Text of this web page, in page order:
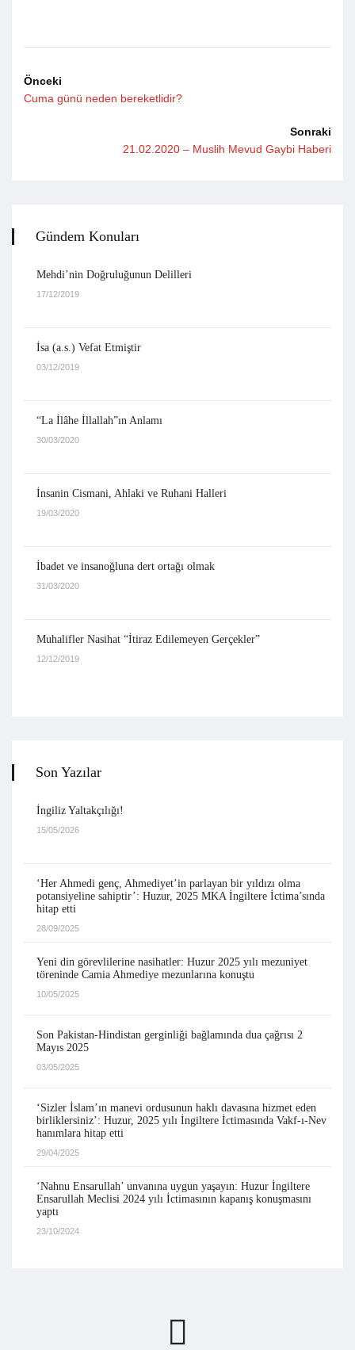
Önceki
Cuma günü neden bereketlidir?
Sonraki
21.02.2020 – Muslih Mevud Gaybi Haberi
Gündem Konuları
Mehdi’nin Doğruluğunun Delilleri
17/12/2019
İsa (a.s.) Vefat Etmiştir
03/12/2019
“La İlâhe İllallah”ın Anlamı
30/03/2020
İnsanin Cismani, Ahlaki ve Ruhani Halleri
19/03/2020
İbadet ve insanoğluna dert ortağı olmak
31/03/2020
Muhalifler Nasihat “İtiraz Edilemeyen Gerçekler”
12/12/2019
Son Yazılar
İngiliz Yaltakçılığı!
15/05/2026
‘Her Ahmedi genç, Ahmediyet’in parlayan bir yıldızı olma
potansiyeline sahiptir’: Huzur, 2025 MKA İngiltere İctima’sında
hitap etti
28/09/2025
Yeni din görevlilerine nasihatler: Huzur 2025 yılı mezuniyet
töreninde Camia Ahmediye mezunlarına konuştu
10/05/2025
Son Pakistan-Hindistan gerginliği bağlamında dua çağrısı 2
Mayıs 2025
03/05/2025
‘Sizler İslam’ın manevi ordusunun haklı davasına hizmet eden
birliklersiniz’: Huzur, 2025 yılı İngiltere İctimasında Vakf-ı-Nev
hanımlara hitap etti
29/04/2025
‘Nahnu Ensarullah’ unvanına uygun yaşayın: Huzur İngiltere
Ensarullah Meclisi 2024 yılı İctimasının kapanış konuşmasını
yaptı
23/10/2024